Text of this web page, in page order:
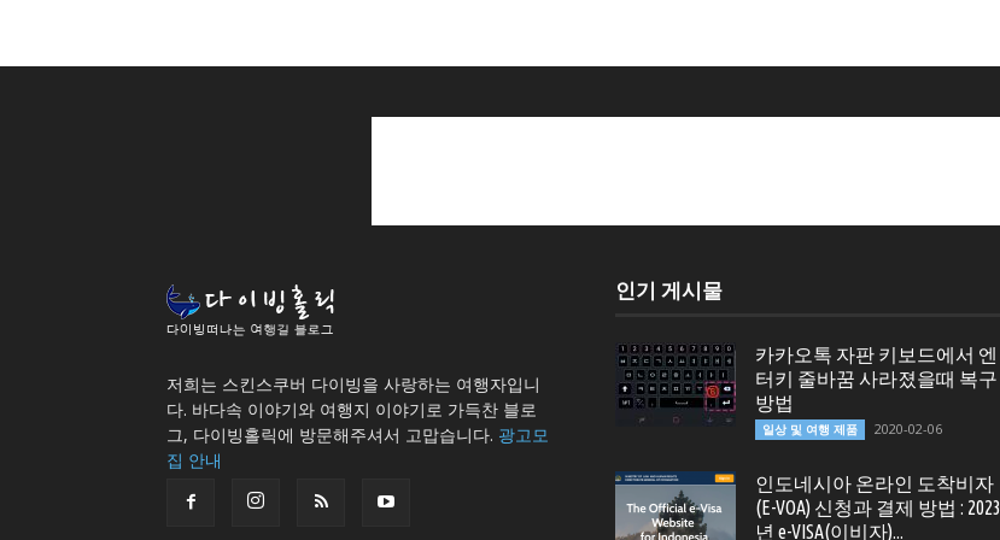
저희는 스킨스쿠버 다이빙을 사랑하는 여행자입니
다. 바다속 이야기와 여행지 이야기로 가득찬 블로
그, 다이빙홀릭에 방문해주셔서 고맙습니다. 광고모
집 안내
인기 게시물
카카오톡 자판 키보드에서 엔
터키 줄바꿈 사라졌을때 복구
방법
일상 및 여행 제품 2020-02-06
인도네시아 온라인 도착비자
(E-VOA) 신청과 결제 방법 : 2023
년 e-VISA(이비자)...